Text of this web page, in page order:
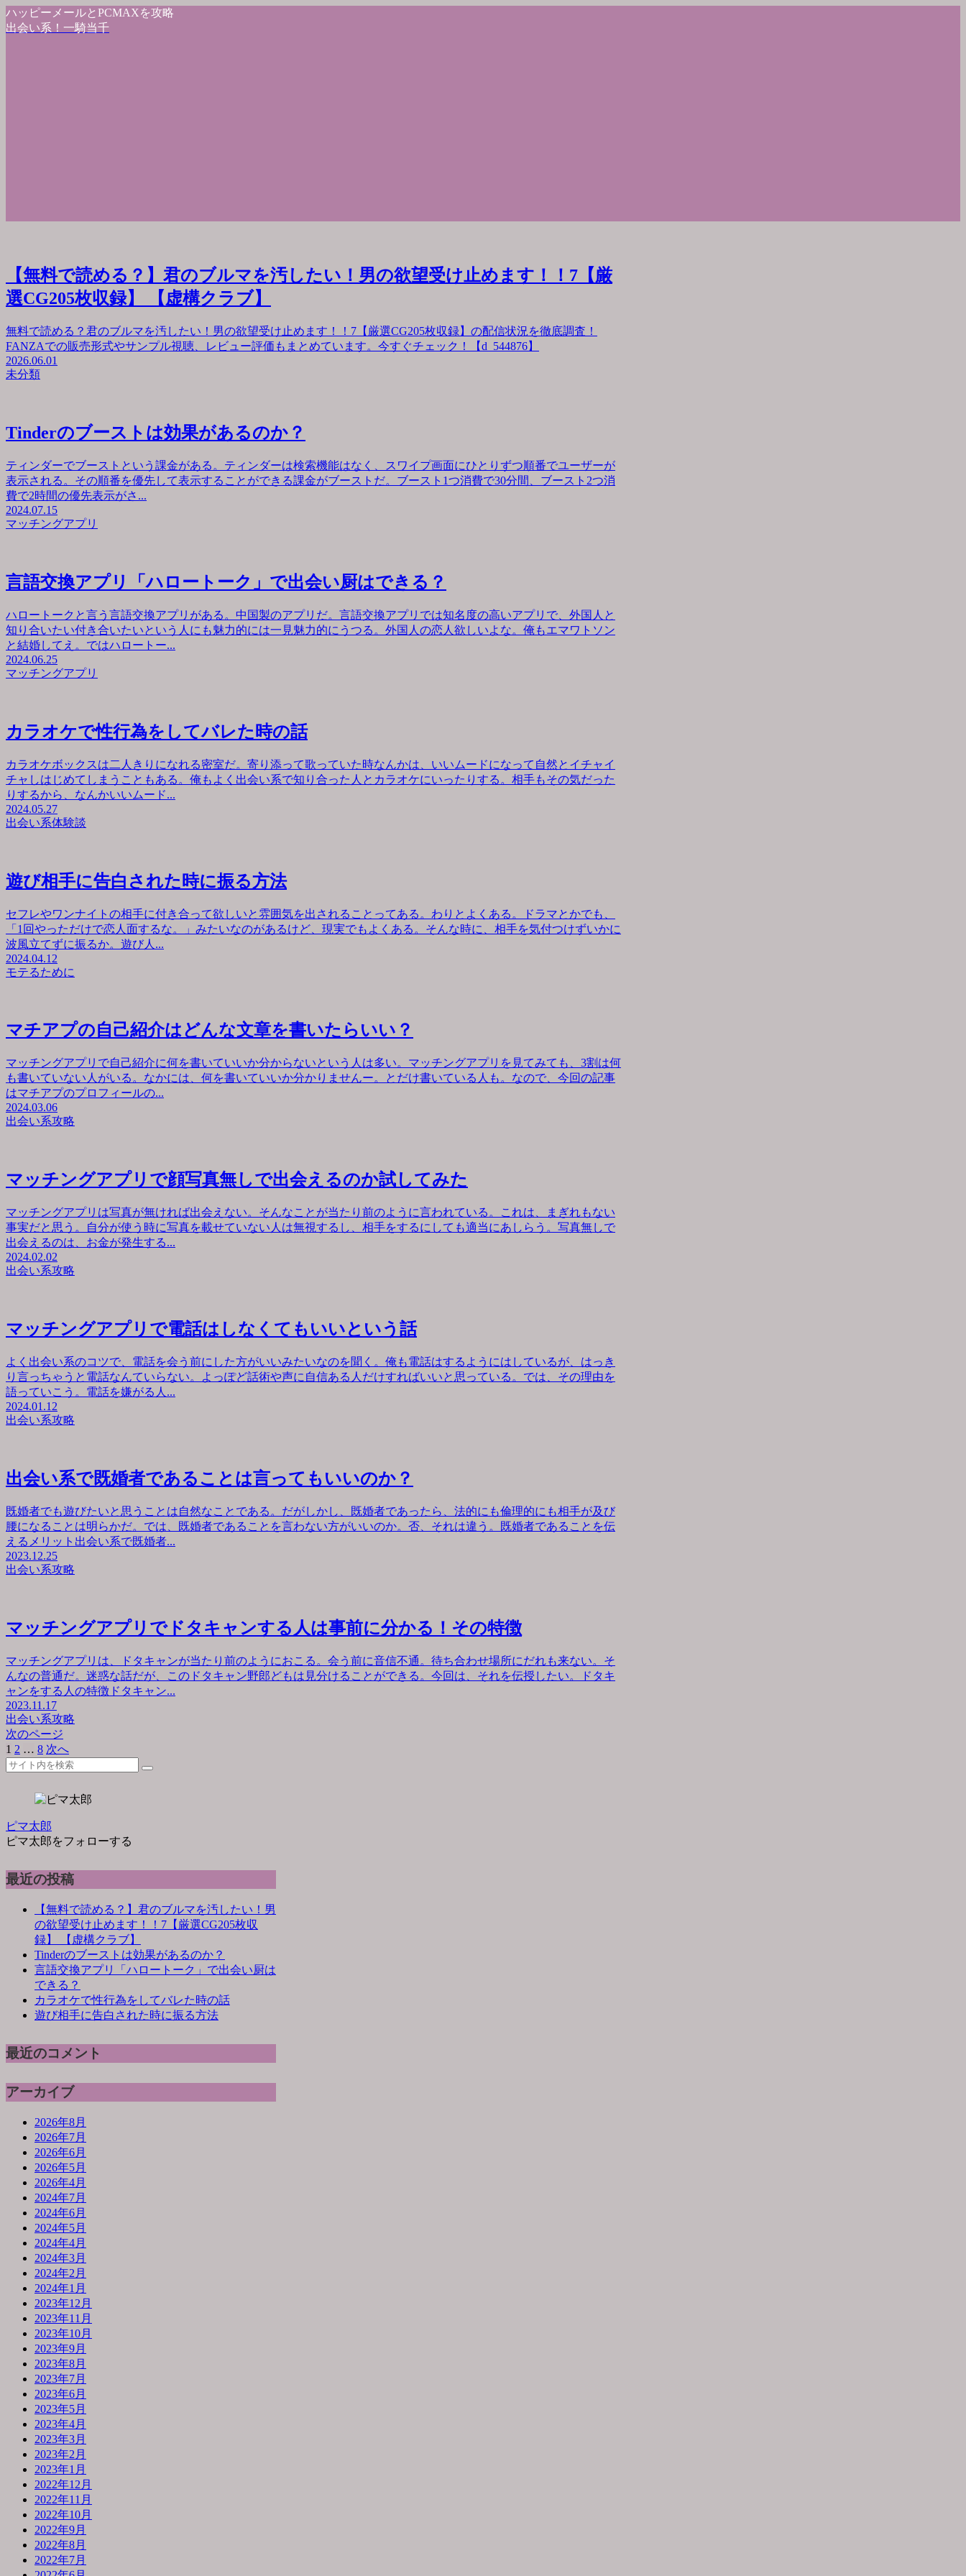
ハッピーメールとPCMAXを攻略
出会い系！一騎当千
【無料で読める？】君のブルマを汚したい！男の欲望受け止めます！！7【厳
選CG205枚収録】 【虚構クラブ】
無料で読める？君のブルマを汚したい！男の欲望受け止めます！！7【厳選CG205枚収録】の配信状況を徹底調査！
FANZAでの販売形式やサンプル視聴、レビュー評価もまとめています。今すぐチェック！【d_544876】
2026.06.01
未分類
Tinderのブーストは効果があるのか？
ティンダーでブーストという課金がある。ティンダーは検索機能はなく、スワイプ画面にひとりずつ順番でユーザーが
表示される。その順番を優先して表示することができる課金がブーストだ。ブースト1つ消費で30分間、ブースト2つ消
費で2時間の優先表示がさ...
2024.07.15
マッチングアプリ
言語交換アプリ「ハロートーク」で出会い厨はできる？
ハロートークと言う言語交換アプリがある。中国製のアプリだ。言語交換アプリでは知名度の高いアプリで、外国人と
知り合いたい付き合いたいという人にも魅力的には一見魅力的にうつる。外国人の恋人欲しいよな。俺もエマワトソン
と結婚してえ。ではハロートー...
2024.06.25
マッチングアプリ
カラオケで性行為をしてバレた時の話
カラオケボックスは二人きりになれる密室だ。寄り添って歌っていた時なんかは、いいムードになって自然とイチャイ
チャしはじめてしまうこともある。俺もよく出会い系で知り合った人とカラオケにいったりする。相手もその気だった
りするから、なんかいいムード...
2024.05.27
出会い系体験談
遊び相手に告白された時に振る方法
セフレやワンナイトの相手に付き合って欲しいと雰囲気を出されることってある。わりとよくある。ドラマとかでも、
「1回やっただけで恋人面するな。」みたいなのがあるけど、現実でもよくある。そんな時に、相手を気付つけずいかに
波風立てずに振るか。遊び人...
2024.04.12
モテるために
マチアプの自己紹介はどんな文章を書いたらいい？
マッチングアプリで自己紹介に何を書いていいか分からないという人は多い。マッチングアプリを見てみても、3割は何
も書いていない人がいる。なかには、何を書いていいか分かりませんー。とだけ書いている人も。なので、今回の記事
はマチアプのプロフィールの...
2024.03.06
出会い系攻略
マッチングアプリで顔写真無しで出会えるのか試してみた
マッチングアプリは写真が無ければ出会えない。そんなことが当たり前のように言われている。これは、まぎれもない
事実だと思う。自分が使う時に写真を載せていない人は無視するし、相手をするにしても適当にあしらう。写真無しで
出会えるのは、お金が発生する...
2024.02.02
出会い系攻略
マッチングアプリで電話はしなくてもいいという話
よく出会い系のコツで、電話を会う前にした方がいいみたいなのを聞く。俺も電話はするようにはしているが、はっき
り言っちゃうと電話なんていらない。よっぽど話術や声に自信ある人だけすればいいと思っている。では、その理由を
語っていこう。電話を嫌がる人...
2024.01.12
出会い系攻略
出会い系で既婚者であることは言ってもいいのか？
既婚者でも遊びたいと思うことは自然なことである。だがしかし、既婚者であったら、法的にも倫理的にも相手が及び
腰になることは明らかだ。では、既婚者であることを言わない方がいいのか。否、それは違う。既婚者であることを伝
えるメリット出会い系で既婚者...
2023.12.25
出会い系攻略
マッチングアプリでドタキャンする人は事前に分かる！その特徴
マッチングアプリは、ドタキャンが当たり前のようにおこる。会う前に音信不通。待ち合わせ場所にだれも来ない。そ
んなの普通だ。迷惑な話だが、このドタキャン野郎どもは見分けることができる。今回は、それを伝授したい。ドタキ
ャンをする人の特徴ドタキャン...
2023.11.17
出会い系攻略
次のページ
1 2 … 8 次へ
ピマ太郎
ピマ太郎をフォローする
最近の投稿
【無料で読める？】君のブルマを汚したい！男
の欲望受け止めます！！7【厳選CG205枚収
録】 【虚構クラブ】
Tinderのブーストは効果があるのか？
言語交換アプリ「ハロートーク」で出会い厨は
できる？
カラオケで性行為をしてバレた時の話
遊び相手に告白された時に振る方法
最近のコメント
アーカイブ
2026年8月
2026年7月
2026年6月
2026年5月
2026年4月
2024年7月
2024年6月
2024年5月
2024年4月
2024年3月
2024年2月
2024年1月
2023年12月
2023年11月
2023年10月
2023年9月
2023年8月
2023年7月
2023年6月
2023年5月
2023年4月
2023年3月
2023年2月
2023年1月
2022年12月
2022年11月
2022年10月
2022年9月
2022年8月
2022年7月